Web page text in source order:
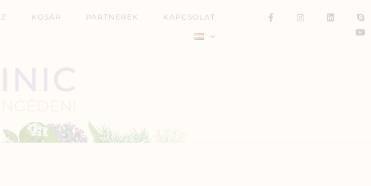
KOSÁR PARTNEREK KAPCSOLAT